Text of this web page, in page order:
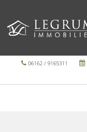
06162 / 9165311